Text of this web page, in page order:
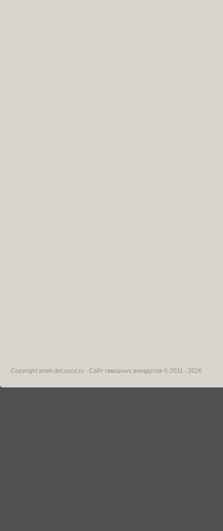
Copyrightanek-dot.ucoz.ru - Сайт смешных анекдотов © 2011 - 2026